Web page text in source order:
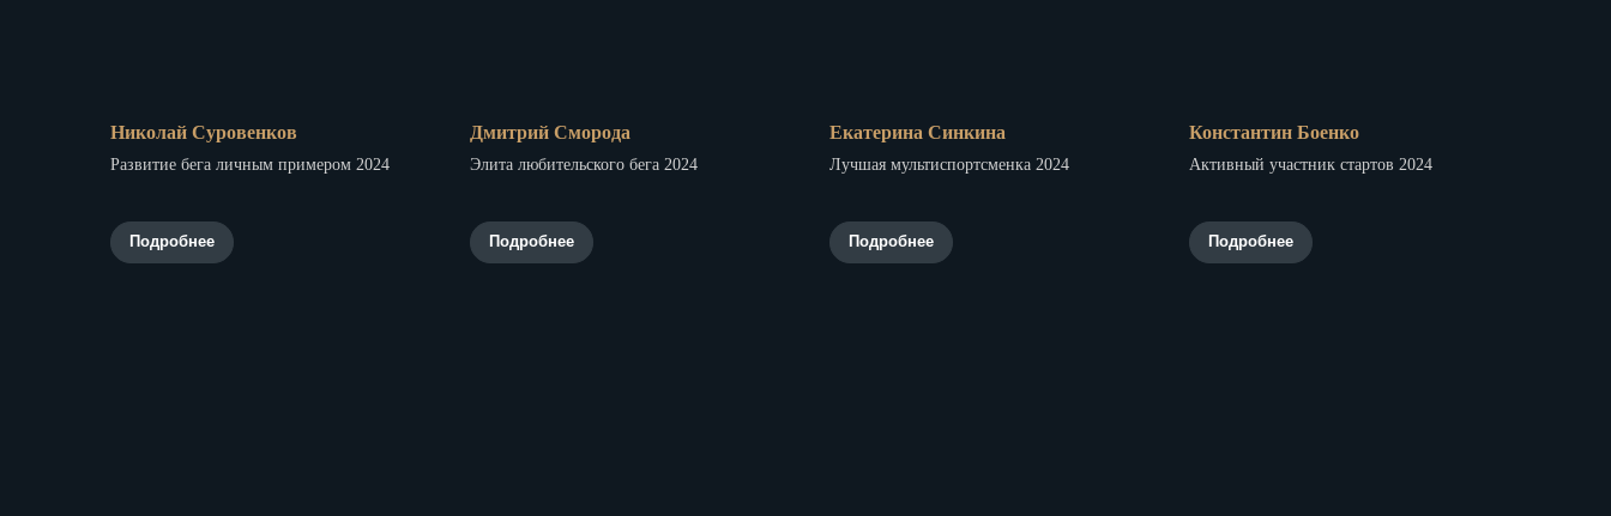
Николай Суровенков
Развитие бега личным примером 2024
Подробнее
Дмитрий Сморода
Элита любительского бега 2024
Подробнее
Екатерина Синкина
Лучшая мультиспортсменка 2024
Подробнее
Константин Боенко
Активный участник стартов 2024
Подробнее